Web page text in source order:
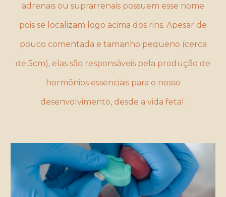
adrenais ou suprarrenais possuem esse nome
pois se localizam logo acima dos rins. Apesar de
pouco comentada e tamanho pequeno (cerca
de 5cm), elas são responsáveis pela produção de
hormônios essenciais para o nosso
desenvolvimento, desde a vida fetal .